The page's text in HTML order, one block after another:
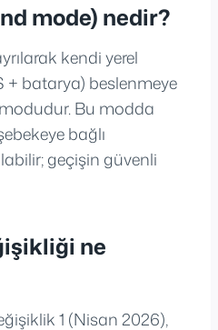
mode) nedir?
kendi yerel
+ batarya) beslenmeye
Bu modda
bağlı
geçişin güvenli
ne
1 (Nisan 2026),